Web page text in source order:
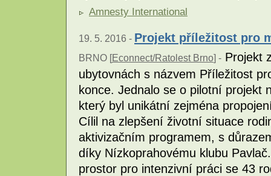
Amnesty International
19. 5. 2016 - Projekt příležitost pro
BRNO [Econnect/Ratolest Brno] - Projekt
ubytovnách s názvem Příležitost
konce. Jednalo se o pilotní projekt
který byl unikátní zejména
Cílil na zlepšení životní situace
aktivizačním programem, s
díky Nízkoprahovému klubu
prostor pro intenzivní práci se 43